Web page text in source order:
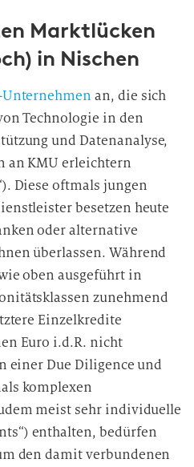
Marktlücken
in Nischen
an, die sich
Technologie in den
und Datenanalyse,
an KMU erleichtern
Diese oftmals jungen
besetzen heute
oder alternative
überlassen. Während
oben ausgeführt in
zunehmend
Einzelkredite
Euro i.d.R. nicht
einer Due Diligence und
komplexen
meist sehr individuelle
enthalten, bedürfen
den damit verbundenen